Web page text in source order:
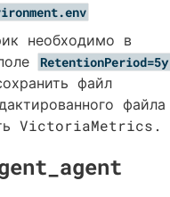
необходимо в
RetentionPeriod=5y
файл
файла
VictoriaMetrics.